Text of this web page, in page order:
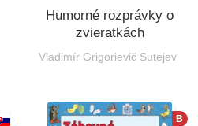
Humorné rozprávky o
zvieratkách
Vladimír Grigorievič Sutejev
B